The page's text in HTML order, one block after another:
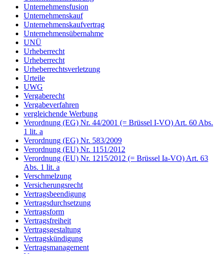
Unternehmensfusion
Unternehmenskauf
Unternehmenskaufvertrag
Unternehmensübernahme
UNÜ
Urheberrecht
Urheberrecht
Urheberrechtsverletzung
Urteile
UWG
Vergaberecht
Vergabeverfahren
vergleichende Werbung
Verordnung (EG) Nr. 44/2001 (= Brüssel I-VO) Art. 60 Abs.
1 lit. a
Verordnung (EG) Nr. 583/2009
Verordnung (EU) Nr. 1151/2012
Verordnung (EU) Nr. 1215/2012 (= Brüssel Ia-VO) Art. 63
Abs. 1 lit. a
Verschmelzung
Versicherungsrecht
Vertragsbeendigung
Vertragsdurchsetzung
Vertragsform
Vertragsfreiheit
Vertragsgestaltung
Vertragskündigung
Vertragsmanagement